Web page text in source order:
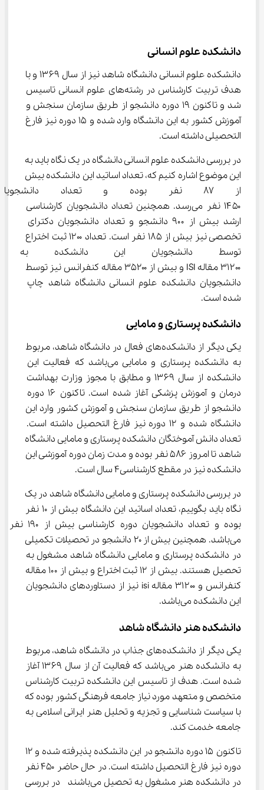
دانشکده علوم انسانی
دانشکده علوم انسانی دانشگاه شاهد نیز از سال ۱۳۶۹ و با
هدف تربیت کارشناس در رشته‌های علوم انسانی تاسیس
شد و تاکنون ۱۹ دوره دانشجو از طریق سازمان سنجش و
آموزش کشور به این دانشگاه وارد شده و ۱۵ دوره نیز فارغ
التحصیلی داشته است.
در بررسی دانشکده علوم انسانی دانشگاه در یک نگاه باید به
این موضوع اشاره کنیم که، تعداد اساتید این دانشکده بیش
از ۸۷ نفر بوده و تعداد
۱۴۵۰ نفر می‌رسد. همچنین تعداد دانشجویان کارشناسی
ارشد بیش از ۹۰۰ دانشجو و تعداد دانشجویان دکترای
تخصصی نیز بیش از ۱۸۵ نفر است. تعداد ۱۲۰۰ ثبت اختراع
توسط دانشجویان این
۳۱۲۰۰ مقاله ISI و بیش از ۳۵۲۰۰ مقاله کنفرانس نیز توسط
دانشجویان دانشکده علوم انسانی دانشگاه شاهد چاپ
شده است.
دانشکده پرستاری و مامایی
یکی دیگر از دانشکده‌های فعال در دانشگاه شاهد، مربوط
به دانشکده پرستاری و مامایی می‌باشد که فعالیت این
دانشکده از سال ۱۳۶۹ و مطابق با مجوز وزارت بهداشت
درمان و آموزش پزشکی آغاز شده است. تاکنون ۱۶ دوره
دانشجو از طریق سازمان سنجش و آموزش کشور وارد این
دانشگاه شده و ۱۲ دوره نیز فارغ التحصیل داشته است.
تعداد دانش آموختگان دانشکده پرستاری و مامایی دانشگاه
شاهد تا امروز ۵۸۶ نفر بوده و مدت زمان دوره آموزشی این
دانشکده نیز در مقطع کارشناسی۴ سال است.
در بررسی دانشکده پرستاری و مامایی دانشگاه شاهد در یک
نگاه باید بگوییم، تعداد اساتید این دانشگاه بیش از ۱۰ نفر
بوده و تعداد دانشجویان دوره کارشناسی بیش از ۱۹۰ نفر
می‌باشد. همچنین بیش از ۲۰ دانشجو در تحصیلات تکمیلی
در دانشکده پرستاری و مامایی دانشگاه شاهد مشغول به
تحصیل هستند. بیش از ۱۲ ثبت اختراع و بیش از ۱۰۰ مقاله
کنفرانس و ۳۱۲۰۰ مقاله isi نیز از دستاوردهای دانشجویان
این دانشکده می‌باشد.
دانشکده هنر دانشگاه شاهد
یکی دیگر از دانشکده‌های جذاب در دانشگاه شاهد، مربوط
به دانشکده هنر می‌باشد که فعالیت آن از سال ۱۳۶۹ آغاز
شده است. هدف از تاسیس این دانشکده تربیت کارشناس
متخصص و متعهد مورد نیاز جامعه فرهنگی کشور بوده که
با سیاست شناسایی و تجزیه و تحلیل هنر ایرانی اسلامی به
جامعه خدمت کند.
دوره نیز فارغ التحصیل داشته است. در حال حاضر ۴۵۰ نفر
در دانشکده هنر مشغول به تحصیل می‌باشند  در بررسی